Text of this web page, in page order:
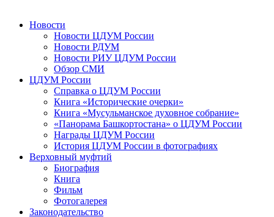
Новости
Новости ЦДУМ России
Новости РДУМ
Новости РИУ ЦДУМ России
Обзор СМИ
ЦДУМ России
Справка о ЦДУМ России
Книга «Исторические очерки»
Книга «Мусульманское духовное собрание»
«Панорама Башкортостана» о ЦДУМ России
Награды ЦДУМ России
История ЦДУМ России в фотографиях
Верховный муфтий
Биография
Книга
Фильм
Фотогалерея
Законодательство